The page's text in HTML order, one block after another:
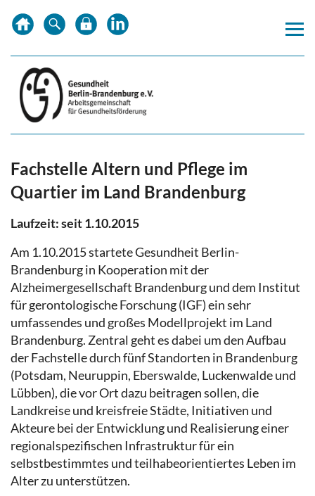
Inhalt
Hauptnavigation
Subnavigation
Fachstelle Altern und Pflege im
Quartier im Land Brandenburg
Laufzeit: seit 1.10.2015
Am 1.10.2015 startete Gesundheit Berlin-
Brandenburg in Kooperation mit der
Alzheimergesellschaft Brandenburg und dem Institut
für gerontologische Forschung (IGF) ein sehr
umfassendes und großes Modellprojekt im Land
Brandenburg. Zentral geht es dabei um den Aufbau
der Fachstelle durch fünf Standorten in Brandenburg
(Potsdam, Neuruppin, Eberswalde, Luckenwalde und
Lübben), die vor Ort dazu beitragen sollen, die
Landkreise und kreisfreie Städte, Initiativen und
Akteure bei der Entwicklung und Realisierung einer
regionalspezifischen Infrastruktur für ein
selbstbestimmtes und teilhabeorientiertes Leben im
Alter zu unterstützen.